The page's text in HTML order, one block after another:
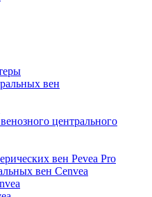
вен
центрального
вен Pevea Pro
вен Cenvea